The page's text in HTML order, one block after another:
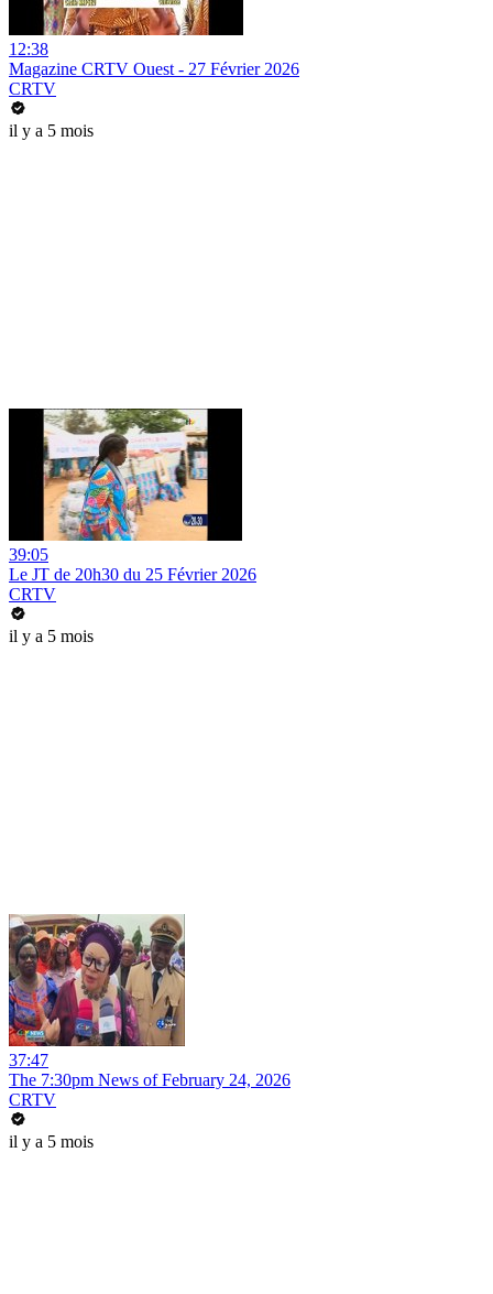
12:38
Magazine CRTV Ouest - 27 Février 2026
CRTV
il y a 5 mois
39:05
Le JT de 20h30 du 25 Février 2026
CRTV
il y a 5 mois
37:47
The 7:30pm News of February 24, 2026
CRTV
il y a 5 mois